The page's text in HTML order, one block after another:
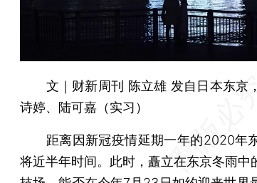
文｜财新周刊 陈立雄 发自日本东京
诗婷、陆可嘉（实习）
距离因新冠疫情延期一年的2020年
将近半年时间。此时，矗立在东京冬雨